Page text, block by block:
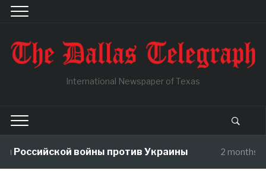
International Newspaper of Texas
Российской войны против Украины 2 months